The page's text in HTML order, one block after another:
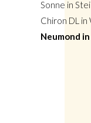
Sonne in
Chiron DL
Neumond